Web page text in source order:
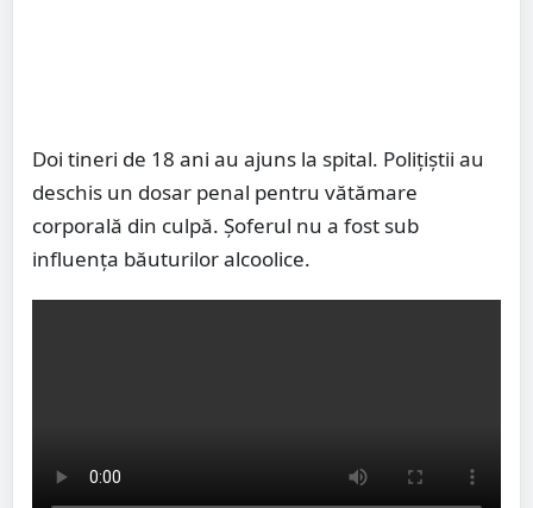
Doi tineri de 18 ani au ajuns la spital. Polițiștii au
deschis un dosar penal pentru vătămare
corporală din culpă. Șoferul nu a fost sub
influența băuturilor alcoolice.